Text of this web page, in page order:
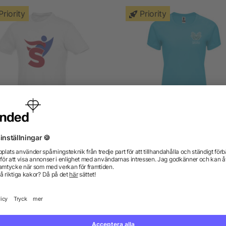
kortärmad herrtröja
från 22,07 kr
Priority
shirt för dam